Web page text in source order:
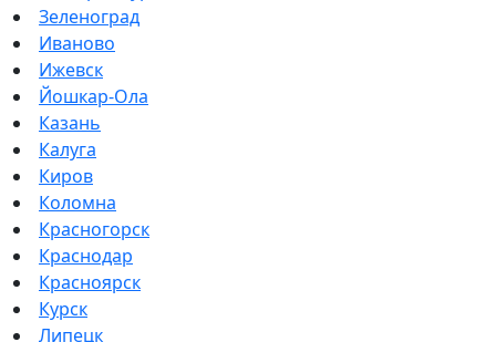
Зеленоград
Иваново
Ижевск
Йошкар-Ола
Казань
Калуга
Киров
Коломна
Красногорск
Краснодар
Красноярск
Курск
Липецк